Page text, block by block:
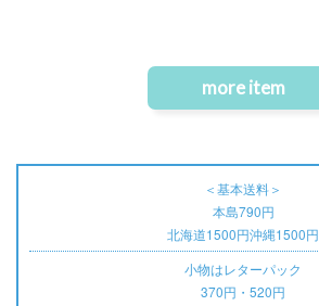
more item
＜基本送料＞
本島790円
北海道1500円沖縄1500円
小物はレターパック
370円・520円